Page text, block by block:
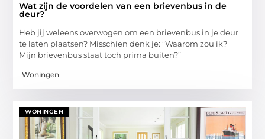
Wat zijn de voordelen van een brievenbus in de
deur?
Heb jij weleens overwogen om een brievenbus in je deur
te laten plaatsen? Misschien denk je: “Waarom zou ik?
Mijn brievenbus staat toch prima buiten?”
Woningen
WONINGEN